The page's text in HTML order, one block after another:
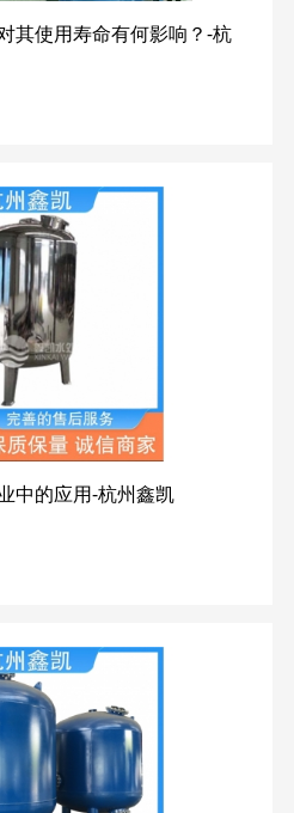
其使用寿命有何影响？-杭
中的应用-杭州鑫凯